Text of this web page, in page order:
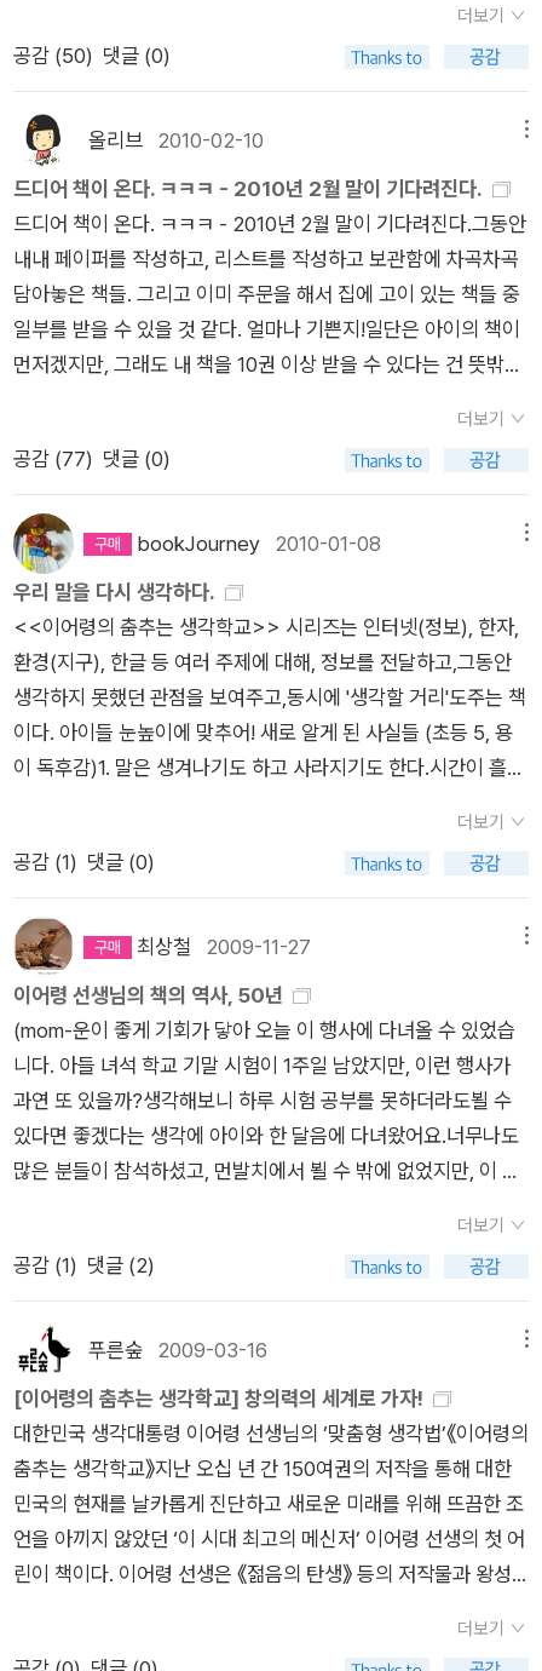
딸이며 제자인 불필스님이 처음 밝히는 큰스님 이야기. 처음으로
밝히는 성철스님의 가족사에서 인간의 한계를 넘나드는 선지식
들의 수행까지, 제자들을 뜨겁게 품은 은사 인홍스님부터 온 대중
들을 감화시킨 큰스님들의 법거량까지, 책갈피마다 한국불교의
역사가 은은하게 묻어나고 스님들의 아름다운 향기가 깊은 무늬
로 아로새겨진다. 그동안 불필스님이 개인적으로 소장해 세상에
알려지지 않았던 성철스님의 법문과 편지, 사진 자료들이 실렸으
며, 과거에 가필된 형태로 발표되었던 성철스님의 친필 법문 노트
를 원문 그대로 담겼다. 불교 수행자들에게 길잡이가 될 수 있는
'증도가', '신심명', '토굴가' 등 여러 자료들을 채록해 실어 초심자
들이 불교를 공부하는 지침서로서도 손색이 없다.(알라딘 책소
를 다 읽었으니 나름 수확이다. 마음이 무겁고 아프면 위
을에는... 이성복 시인의 아포리즘 <네 고통은 나뭇잎 하나 푸르
게 하지 못한다>와 <세계의 명시>와 고은 <마치 잔칫날처럼>
도 추천. 나희덕 시인의 시들을 맛있게 먹는 다양한 방법을 자상
하게 들려주는 시 교양서. 시인으로서의 창작 경험과 대학 교수로
서의 강의 경험이 함께 빛을 발한다 창비시선, 신간시집 중 아직
구입하지 않은 몇 권 골라 봐도 좋을 듯... 이순신은 나
의 조상~ ^^ 이런 책도 끌리고~ 여전히 어린이 도서는 관심
대상이다.전문가가 선택한 10월의 좋은 어린이 책 9권~ 56
6돌 한글날을 맞이 어린이 우리말 우리글 큰잔치 대상도서들
에서도 남학생들이 많이 빌려가는 것을 확인했기에 나도 빌려온
것이었는데..헌데 지금 막 검색해보니 흠~ 저학년용이 맞긴 한
노아님도 조카 일곱 살때 선물해줬노라 페이퍼 제목이 뜨고 있
고...4학년이 읽기엔 그렇게 유치한가?책의 두께는 딱 3,4학년정
도가 되어야 읽을만해 보이던데?요즘 민군이 읽는 책들은 거의
내가 안읽고 있으니 내용의 수준정도가 파악이 안되고 있다.그러
고보니 녀석은 어릴적부터 짜달시리 공룡 좋아하지 않았다는 것
을 이제사 깨달았다.공룡은 둥이들이 좋아하고 있지?!애가 많으
니 좀 많이 헛갈리네.ㅠ 이
상은 순전히 나의 취향대로 시립도서관에서 빌려온 동화책과 그
림책들이다.^^도서관방문은 나의 운동목적으로 평일낮에 가게
되니 할 수 없이 내가 책을 대신 빌려올 수밖에 없다.녀석은 과학
책을 빌려달라고 하긴 한다만...그건 학교도서관에서 너의 취향대
로 빌려읽으라고 해놓고 시립도서관은 내입맛에 맞는 책을 구해
다주니 한 번씩 이책은 어쩌고 저쩌고 나를 타박한다.그럴땐 정말
서운하기도 하고 열받는다.책을 짊어지고 왔다,갔다 내가 얼마나
고생하는데..ㅠ헌데,책을 읽고 있는 모습을 볼때면 역시 나의 안
목은 옳은 것이었단 것을 새삼 확인한다.녀석의 동화책 수준은 딱
여기까지거든..ㅋㅋ저학년용 동화책을 겁나게 좋아한다.얇고 내
용이 간단하니까!이제 4학년이 되었으니 조금씩 중학년으로 옮
겨가야겠다. 이번달 조금 보람을 느끼게 해주는
는 듯해보이는데 나도 읽고 싶은 책이긴하다.(시간이 허락질 않
로 채택되었던 책들이란 것을 뒤늦게 알게 되었다.책이 괜찮아보
여 구입할까? 생각하다 책이 10권으로 이루어져 있어 잠시 미루
고 있는 실정인데 평가단들의 페이퍼를 보니 나도 신청해서 공짜
로 받아둘껄~ 싶기도 했다.ㅋ나는 그냥 도서관에서 부지런히 빌
려다 읽혀야겠다.그리고 나도 찬찬히 다시 한 번 더 읽어보야겠
다.(평가단들의 페이퍼를 보니 문득 주먹불끈!) 또한 이
책 시리즈도 보람을 느끼게 해준 책!우리고전을 풀어서 아이들이
쉽게 접할 수 있도록 만든책들이다.만화로 고전을 읽히다 이젠 글
밥으로 넘어가야 할 시점에 다다른 아이들에게 부담없이 읽힐 수
있는 책이 아닐까 싶다.책이 얇고 크기도 아담해 아이들에겐 고전
소설책 중에서 가장 부담이 덜가는 외형을 갖추고 있는 책이다.일
단 두께가 두꺼우면 아이들은 거부감을 일으킨다.특히나 고전소
설책이라고 하면 도망가버릴지도?..ㅋㅋ민군도 약간 의심스러운
눈치였으나 책이 얇은 것을 보고 암생각없이 집어들었던 것같다.
특히 주몽이야기가 1편이라 역사관련책인줄 알고 읽는 것같았는
데 그냥 내버려뒀다.나는 3권인 허난설헌의 시로 이루어진 책을
읽어보았는데 글쓴이가 난설헌의 원문을 읽고 아이들이 읽기 쉽
게 내용을 작가가 조금 고쳐놓았노라 고백한 구절을 보고서 어?
싶었다.허나 가만 생각해보니 어른도 이해하기 힘든 옛 한문체 글
것들이 대부분이니까.3월 중에 가지만, 내 손에 들어오는 땐 대부
분은 4월이 될 듯 하다. 책은 무게가 나가니까, 배송비를 절약하
기 위해 그냥 배로 부치라고 했다. 아주 읽고 싶은 몇 권의 책만
기내에 갖고 타라고 할 작정이고... *^^*토토북에서 나오는 토토
과학상자 시리즈 세 권과 다른 책들이다. 토토북의 책들은 - 특히
과학상자 - 지금은 우리 아이가 보기에 딱 좋은 눈높이인 것 같아
서 좋다. 과학과 역사, 교양과 문화에 대한 다양한 주제의 책들을
아이들의 눈높이에 맞춰서 재미있게 나와있어서 좋다.이미 주문
해놓은 책과 해외원서들 - 해외원서를 한국에서 주문하고 다시
싱가포르로 보내는 번거로움이란! 하지만 여기 책값이 비싸고 한
국이 훨씬 책이 많아서 어쩔 수 없다.로알드 달 15권 책이랑, 유리
슐레비츠의 책 영문판[소장용으로 ㅎㅎ], 그리고The Magic Sc
hool Bus Chapter Book 1~20 Full Set 은 이번에 꼭 구입해야
하긴 전에 주문해서 한국에 고스란히 모아둔 책들도 꽤 될 듯싶
다.Secret Agent Jack Stalwart #1~10 Set (Paperback +
CD) 이랑 The Zack Files 30종 Full Set (Paperback 30권 +
CD 31장) 는 이번에는 참았다가 여름 무렵에 구매를 해야할 것
같다. 아무래도 책 읽는 속도나 Listening 실력을 더하기 위해서
는 시디가 함께 들어있는 책이 좋을 것 같다. 그러나, 3월 15일까
지 구입하면 주는 특별 사은품 때문에 이 책을 먼저 구입할까도
고려중이지만 ㅎㅎㅎ또한 이왕이면 로알드 달의 책도 15권에 오
대표 동화 60] 책 시리즈 네 권이다. 우리 아이에게 꼭 주고 싶은
책이다. 어떤 나라의 어떤 이야기가 있을지 정말 궁금해지는 책이
10권 정도를 추려내는 일이 무척 어려운 작업이 될 것 같다. 학습
에 도움이 되는 책들을 고르고 싶기도 하고 아이에게 실컷 책 속
에 빠지게 만드는 재미있는 동화책을 선물로 안겨주고 싶기도 하
고...그리고 이 페이퍼엔 없지만, 지난 번에 만든 페이퍼 중에서
역사책을 골라 장바구니에 담아 주문하는 것을 잊으면 안 되겠지.
따끈따끈한 신간이다. 세계 여러나라의 박물관, 미술관도 가보고
싶지만, 도서관 역시 궁금해지는 장소이다.과연 우리나라와 달리
다른 나라의 도서관은 어떤 느낌이 들런지, 책 속에서나마 먼저
쓰기] 책은 전부터 읽고 싶었던 책이다. 우리 아이와 나의 글쓰기
를 한 걸음 더 나아가게 만들 수 있는 책이 되지 않을까 하는 기대
감을 갖게 하는 책.[역사의 공간]이나 [행복의 조건] 그리고 [행복
심리학] 역시 읽고 싶은 책이다.
더보기
공감 (50) 댓글 (0)
올리브 2010-02-10
드디어 책이 온다. ㅋㅋㅋ - 2010년 2월 말이 기다려진다.
드디어 책이 온다. ㅋㅋㅋ - 2010년 2월 말이 기다려진다.그동안
내내 페이퍼를 작성하고, 리스트를 작성하고 보관함에 차곡차곡
담아놓은 책들. 그리고 이미 주문을 해서 집에 고이 있는 책들 중
일부를 받을 수 있을 것 같다. 얼마나 기쁜지!일단은 아이의 책이
먼저겠지만, 그래도 내 책을 10권 이상 받을 수 있다는 건 뜻밖의
갈 일이 있을 듯 하니, 그 땐 책들을 박스에 한가득 넣어서배로 한
꺼번에 부치라고 해야겠다.날이 갈수록 읽고 싶은 책들은 가득하
고, 새로 쏟아져나오는 신간 홍수 앞에서 불쑥 버스를 타고 갈 수
있는 서점이나 도서관도 없으니까.- 아, 물론 여기도 서점은 많지
만, 전부 영어 혹은 중국어 책이니까. 간혹 일본어 책도 있고 한국
어 책도 있는데, 일본어 책은 만화다 많고 한국어 책은 아주아주
오래된 요리책 정도?우리 아이와 함께 읽을 수 있는 다양한 책들
을 더 찾아봐야 할 것 같다. [퍼시 잭슨과 번개 도둑] 영화 개봉을
기념하여 다시 한 번 그리스 로마 신화 를 읽어보고 싶다. 더불어
북유럽 신화와 함께 인도 신화 역시...한국의역사와 세계의 역사,
문화와 지리에 관련된 책들도 간절히 필요하다.노빈손 시리즈 -
한국사 신간 [조선 최고의 무역왕이 되다] 책이 나왔는데, 나머지
시리즈와 함께 모두 갖고 오고 싶다.영어와 중국어 관련 책은 빠
장만해두는 것도 괜찮을 듯 하다.마법 급수한자 세트 - 전9권과
각각의 책들 - 급수 딸 때 참 좋을 것 같다. 마법천자문 과학원정
대 1 : 개미 스튜디오 시리얼 원작. 디지털터치 만화. 손영운 기획
및 글. 김재근 감수 / 아울북 / 2010년 2월이 책도 무척이나 기다
려진다. 과학원정대도 아이들의 사랑을 받는 베스트셀러가 될 듯
하다.[MBC 라디오 [배철수의 음악캠프]. DJ 배철수가 방송 20
년을 기념하여 100대 명 음반을 선정하고 이를 해설하는 책을 직
접 펴냈다.] 는 책소개처럼 나 역시 궁금해지는 책이다.백투더 베
고 싶은 게 얼마나 많은지!또한 전에 몇 권 눈여겨보았는데, 상수
리 호기심 도서관 책들도 다 읽어보고 싶다. 제목만 봐도 읽고 싶
나온 책이 12권인데, 세트도서는 9권이 있다. 몇 권까지 나올 것
인가도 궁금해진다. 푸른숲 주니어의 [생각이 자라는 나무] 시리
즈가 눈에 확 들어온다. 이제는 우리 아이랑 재미있게 읽으면서
교양과 학습 두 마리의 토끼를 잡을 수 있는 책이 될 것 같다.또한
이번에 푸른책들에서 새로 나온 네버엔딩 시리즈도 무척 탐이 난
다. 덕분에 잘 알지 못했던 다양한 책들도 함께 알 수 있어서 좋았
고...인권을 다룬 다양한 책들도 읽으면서, 우리 아이랑 자유와 평
등, 권리에 대한 이야기를함께 해보고 싶다.세계사에 관심이 많은
나, 읽고 아이에게 들려주고 싶은 책이다. 이 책 이외에도 세계사
와 한국사에 대한 책들은 더욱 눈여겨 보고 있다 는 중인데, 생각
더보기
공감 (77) 댓글 (0)
bookJourney 2010-01-08
우리 말을 다시 생각하다.
<<이어령의 춤추는 생각학교>> 시리즈는 인터넷(정보), 한자,
환경(지구), 한글 등 여러 주제에 대해, 정보를 전달하고,그동안
생각하지 못했던 관점을 보여주고,동시에 '생각할 거리'도주는 책
이다. 아이들 눈높이에 맞추어! 새로 알게 된 사실들 (초등 5, 용
이 독후감)1. 말은 생겨나기도 하고 사라지기도 한다.시간이 흘러
말은 한자어에 비해 천하게 여겨져 가람 --> 강, 뫼 --> 산과 같
은 말로 바뀌었다. 나는 이 사실에 대해 중국에게 고개를 숙여야
했던 것이 매우 안타깝게 느껴졌다. 만약 우리가 중국에 끝까지
저항했다면 우리 토박이말이 조금이나마 많이 쓰였을 것이라고
생각한다.2. 같은 내용이어도 말의 토씨가 달라지면 기분도 달라
진다.'숙제나 해야지', '숙제도 해야지' 그저 말의 토씨가 '~나'에서
'~도'라고 바뀐 것 뿐인데 느낌이 달라진다. '숙제나 해야지'에서
는 놀다가 귀찮아서 숙제나 하려는 것처럼 보이지만 '숙제도 해야
지'는 숙제도 하겠다는 열심히 공부하려는 것처럼 느껴진다.나도
앞으로 말의 토씨에 주의하면서 말해야겠다.엄마 꼬리 :) 엄마가
'숙제도 해야지!!'라고 말하면 잔소리하는 것처럼 들리겠지? ^^
더보기
공감 (1) 댓글 (0)
최상철 2009-11-27
이어령 선생님의 책의 역사, 50년
(mom-운이 좋게 기회가 닿아 오늘 이 행사에 다녀올 수 있었습
니다. 아들 녀석 학교 기말 시험이 1주일 남았지만, 이런 행사가
과연 또 있을까?생각해보니 하루 시험 공부를 못하더라도뵐 수
있다면 좋겠다는 생각에 아이와 한 달음에 다녀왔어요.너무나도
많은 분들이 참석하셨고, 먼발치에서 뵐 수 밖에 없었지만, 이 시
게 알게 되는 계기를 가져 참좋은 시간이었습니다.책을 읽고, 그
작가를 좋아하고, 관심을 가져서 그 작가의 책을 찾아 읽는 것에
서 끝나던 아이의 생각이, 개인적인 관심과 그 분의 역량, 인생을
느끼며 최근 다람쥐 쳇바퀴 같은 단순한 일상에서 일탈,정신적 빈
곤을 해결할 수 있었던.... 덕분에 행복한 하루보냈습니다.) [만남
50년]초대 문화부 장관이자, 총 157권의 엄청난 책들을 써낸 항
상 젊은 생각을 갖고서 젊은 마음으로 살아가시는 이어령 선생님
의 축하 공연이 오늘 이어졌다. 수많은 출판사들의 후원가운데,
수많은 춤꾼들과 국악의 재능을 가진 사람들이 공연을 해주었다.
내 마음을 울리는 심금의 멜로디들이 이어지는 가운데 매우 유명
한 사람들이 오직 이어령 한 분을 위하여 이 자리를 빛내러 와 주
었다.<읽은 책들, 읽고 싶은 책들>과연 선생님은 젊은 생각을 유
지하고 계시는 분이 맞는 것 같다.그분의 작업실에는 일곱대의 컴
더보기
공감 (1) 댓글 (2)
푸른숲 2009-03-16
[이어령의 춤추는 생각학교] 창의력의 세계로 가자!
대한민국 생각대통령 이어령 선생님의 ’맞춤형 생각법’《이어령의
춤추는 생각학교》지난 오십 년 간 150여권의 저작을 통해 대한
민국의 현재를 날카롭게 진단하고 새로운 미래를 위해 뜨끔한 조
언을 아끼지 않았던 ‘이 시대 최고의 메신저’ 이어령 선생의 첫 어
린이 책이다. 이어령 선생은 《젊음의 탄생》 등의 저작물과 왕성
중요성을 끊임없이 피력해 왔다. 이 시리즈는 “생각을 바꾸고, 새
더보기